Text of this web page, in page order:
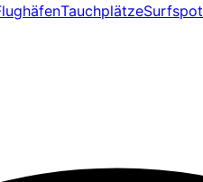
TauchplätzeSurfspot